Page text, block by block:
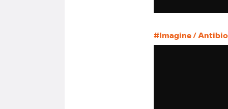
#Imagine /